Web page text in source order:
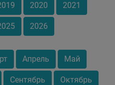
2020 2021
2026
Апрель Май
Сентябрь Октябрь